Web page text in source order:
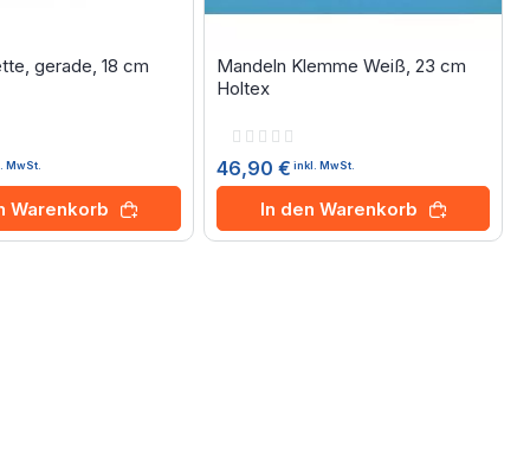
gerade, 18 cm
MwSt.
Warenkorb
Mandeln Klemme Weiß, 23 cm
Holtex
Rating:
46,90 € inkl. MwSt.
In den Warenkorb